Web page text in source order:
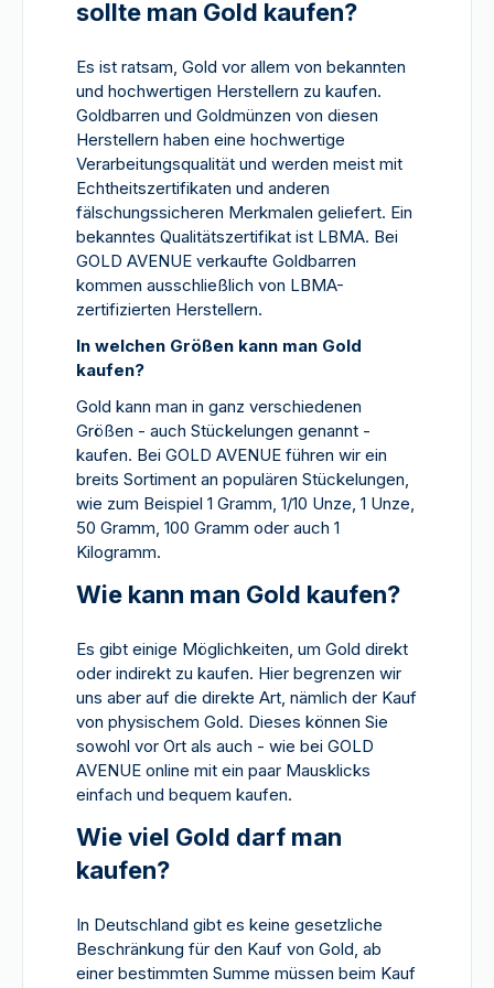
sollte man Gold kaufen?
Es ist ratsam, Gold vor allem von bekannten
und hochwertigen Herstellern zu kaufen.
Goldbarren und Goldmünzen von diesen
Herstellern haben eine hochwertige
Verarbeitungsqualität und werden meist mit
Echtheitszertifikaten und anderen
fälschungssicheren Merkmalen geliefert. Ein
bekanntes Qualitätszertifikat ist LBMA. Bei
GOLD AVENUE verkaufte Goldbarren
kommen ausschließlich von LBMA-
zertifizierten Herstellern.
In welchen Größen kann man Gold
kaufen?
Gold kann man in ganz verschiedenen
Größen - auch Stückelungen genannt -
kaufen. Bei GOLD AVENUE führen wir ein
breits Sortiment an populären Stückelungen,
wie zum Beispiel 1 Gramm, 1/10 Unze, 1 Unze,
50 Gramm, 100 Gramm oder auch 1
Kilogramm.
Wie kann man Gold kaufen?
Es gibt einige Möglichkeiten, um Gold direkt
oder indirekt zu kaufen. Hier begrenzen wir
uns aber auf die direkte Art, nämlich der Kauf
von physischem Gold. Dieses können Sie
sowohl vor Ort als auch - wie bei GOLD
AVENUE online mit ein paar Mausklicks
einfach und bequem kaufen.
Wie viel Gold darf man
kaufen?
In Deutschland gibt es keine gesetzliche
Beschränkung für den Kauf von Gold, ab
einer bestimmten Summe müssen beim Kauf